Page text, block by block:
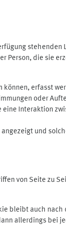
stehenden
Person, die sie
können, erfasst
oder
Interaktion
und
von Seite zu
bleibt auch nach
allerdings bei